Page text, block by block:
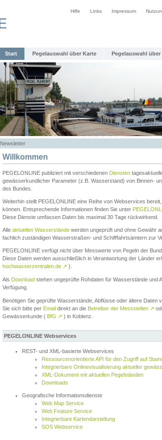
Hilfe Links Impressum
Start Pegelauswahl über Karte Pegelauswahl über
Newsletter
Willkommen
PEGELONLINE publiziert mit verschiedenen Diensten
gewässerkundlicher Parameter (z.B. Wasserstand) von Binnen-
des Bundes.
Weiterhin stellt PEGELONLINE eine Reihe von Webservices
können. Entsprechende Informationen finden Sie unter
Diese Dienste umfassen Daten bis maximal 30 Tage rückwirkend.
Alle aktuellen Wasserstände werden ungeprüft und ohne Gewähr
fachlich zuständigen Wasserstraßen- und Schifffahrtsämtern zur
PEGELONLINE verfügt nicht über Messwerte von Pegeln der
Diese Daten werden ausschließlich in Verantwortung der Länder
hochwasserzentralen.de ↗ ).
Als Download stehen ungeprüfte Rohdaten für Wasserstände und
Verfügung.
Benötigen Sie geprüfte Wasserstände, Abflüsse oder ältere Daten
Sie sich bitte per Email direkt an die Betreiber der Messstellen ↗
Gewässerkunde ( BfG ↗ ) in Koblenz.
PEGELONLINE Webservices
REST- und XML-basierte Webservices
Ressourcenorientierte API für den Zugriff auf
Integrierbare Onlinevisualisierung aktueller
XML-Dokument mit aktuellen Pegelständen
Downloads
Geografische Informationsdienste
Web Map Service
Web Feature Service
Integrierbare Kartendarstellung
SOS Webservice